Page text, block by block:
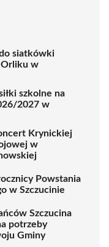
siatkówki
Orliku w
szkolne na
2027 w
Krynickiej
w
Powstania
w Szczucinie
Szczucina
potrzeby
Gminy